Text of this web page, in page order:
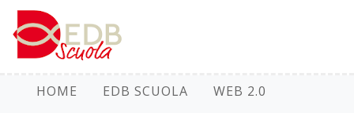
HOME EDB SCUOLA
WEB 2.0